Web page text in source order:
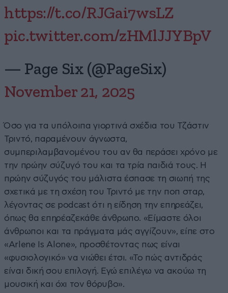
https://t.co/RJGai7wsLZ
pic.twitter.com/zHMlJJYBpV
— Page Six (@PageSix)
November 21, 2025
Όσο για τα υπόλοιπα γιορτινά σχέδια του Τζάστιν
Τριντό, παραμένουν άγνωστα,
συμπεριλαμβανομένου του αν θα περάσει χρόνο με
την πρώην σύζυγό του και τα τρία παιδιά τους. Η
πρώην σύζυγός του μάλιστα έσπασε τη σιωπή της
σχετικά με τη σχέση του Τριντό με την ποπ σταρ,
λέγοντας σε podcast ότι η είδηση την επηρεάζει,
όπως θα επηρέαζεκάθε άνθρωπο. «Είμαστε όλοι
άνθρωποι και τα πράγματα μάς αγγίζουν», είπε στο
«Arlene Is Alone», προσθέτοντας πως είναι
«φυσιολογικό» να νιώθει έτσι. «Το πώς αντιδράς
είναι δική σου επιλογή. Εγώ επιλέγω να ακούω τη
μουσική και όχι τον θόρυβο».